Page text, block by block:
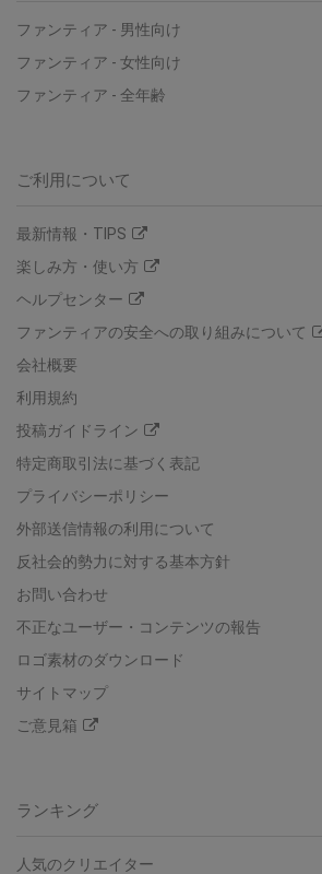
ファンティア - 男性向け
ファンティア - 女性向け
ファンティア - 全年齢
ご利用について
最新情報・TIPS
楽しみ方・使い方
ヘルプセンター
ファンティアの安全への取り組みについて
会社概要
利用規約
投稿ガイドライン
特定商取引法に基づく表記
プライバシーポリシー
外部送信情報の利用について
反社会的勢力に対する基本方針
お問い合わせ
不正なユーザー・コンテンツの報告
ロゴ素材のダウンロード
サイトマップ
ご意見箱
ランキング
人気のクリエイター